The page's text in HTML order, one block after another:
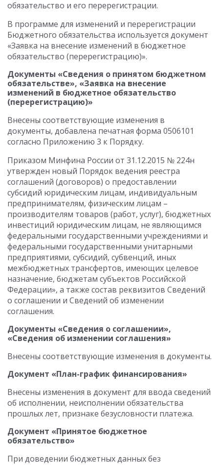
обязательство и его перерегистрации.
В программе для изменений и перерегистрации
Бюджетного обязательства используется документ
«Заявка на внесение изменений в бюджетное
обязательство (перерегистрацию)».
Документы «Сведения о принятом бюджетном
обязательстве», «Заявка на внесение
изменений в бюджетное обязательство
(перерегистрацию)»
Внесены соответствующие изменения в
документы, добавлена печатная форма 0506101
согласно Приложению 3 к Порядку.
Приказом Минфина России от 31.12.2015 № 224н
утвержден новый Порядок ведения реестра
соглашений (договоров) о предоставлении
субсидий юридическим лицам, индивидуальным
предпринимателям, физическим лицам –
производителям товаров (работ, услуг), бюджетных
инвестиций юридическим лицам, не являющимся
федеральными государственными учреждениями и
федеральными государственными унитарными
предприятиями, субсидий, субвенций, иных
межбюджетных трансфертов, имеющих целевое
назначение, бюджетам субъектов Российской
Федерации», а также состав реквизитов Сведений
о соглашении и Сведений об изменении
соглашения.
Документы «Сведения о соглашении»,
«Сведения об изменении соглашения»
Внесены соответствующие изменения в документы.
Документ «План-график финансирования»
Внесены изменения в документ для ввода сведений
об исполнении, неисполнении обязательства
прошлых лет, признаке безусловности платежа.
Документ «Принятое бюджетное
обязательство»
При доведении бюджетных данных без